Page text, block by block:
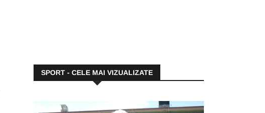
SPORT - CELE MAI VIZUALIZATE